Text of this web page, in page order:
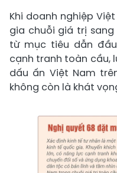
Khi doanh nghiệp
gia chuỗi giá trị
từ mục tiêu dẫn
cạnh tranh toàn cầu,
dấu ấn Việt Nam
không còn là khát